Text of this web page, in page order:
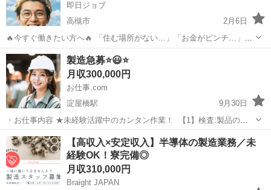
即日ジョブ
高槻市
2月6日
🔥今すぐ働きたい方へ🔥 「住む場所がない…」「お金がピンチ…」
「携帯も止まりそう…」 👉そんな不安を“今日から”一気に解決しま
す！ 💬公式LINEから即相談OK💬 まずは1分で気軽にチェック👇
https://...
大阪 高槻市 半導体
製造急募⭐️😃⭐️
月収300,000円
お仕事.com
淀屋橋駅
9月30日
・お仕事内容 ★未経験活躍中のカンタン作業！ 【1】検査:製品のキ
ズをチェック 【2】組立:電動ドライバーでとめるだけ！ 【3】製造:
ボタンをポチポチ押すだけ！ ■・住み込み可×稼げる工場内作業
■・家具家電つ...
大阪 大阪市 淀屋橋駅 半導体 未経験
【高収入×安定収入】半導体の製造業務／未
経験OK！寮完備◎
月収310,000円
Braight JAPAN